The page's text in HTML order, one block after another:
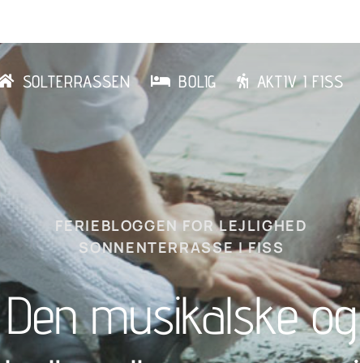
SOLTERRASSEN BOLIG AKTIV I FISS
FERIEBLOGGEN FOR LEJLIGHED
SONNENTERRASSE I FISS
Den musikalske og